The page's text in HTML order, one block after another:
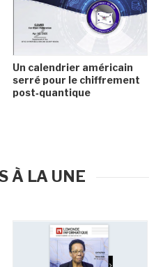
Un calendrier américain
serré pour le chiffrement
post‑quantique
À LA UNE